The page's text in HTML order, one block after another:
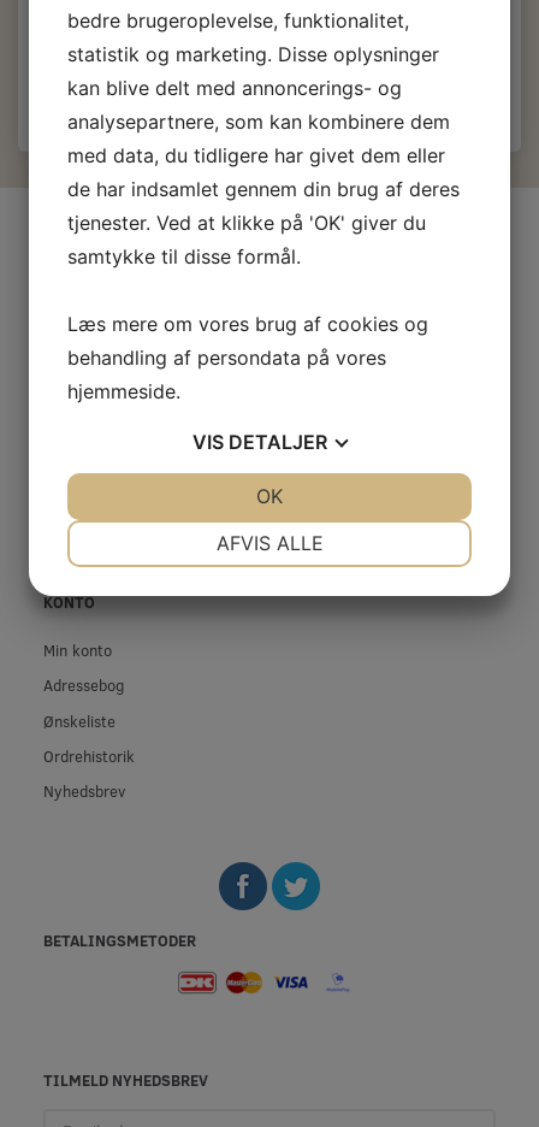
Læg i kurv
INFORMATIONER
Firma profil
Prof-Kunde
Fragt og levering
Betingelser & Vilkår
KONTO
Min konto
Adressebog
Ønskeliste
Ordrehistorik
Nyhedsbrev
BETALINGSMETODER
TILMELD NYHEDSBREV
bedre brugeroplevelse, funktionalitet,
statistik og marketing. Disse oplysninger
kan blive delt med annoncerings- og
analysepartnere, som kan kombinere dem
med data, du tidligere har givet dem eller
de har indsamlet gennem din brug af deres
tjenester. Ved at klikke på 'OK' giver du
samtykke til disse formål.
Læs mere om vores brug af cookies og
behandling af persondata på vores
hjemmeside.
VIS DETALJER
AFVIS ALLE
OK